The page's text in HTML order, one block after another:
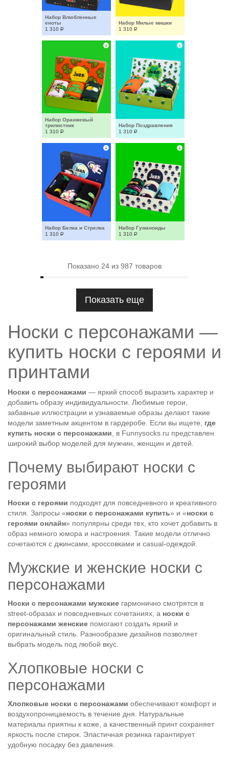
Набор Влюбленные
еноты
1 310 Р
Набор Милые мишки
1 310 Р
Набор Оранжевый
трилистник
1 310 Р
Набор Поздравления
1 310 Р
Набор Белка и Стрелка
1 310 Р
Набор Гуманоиды
1 310 Р
Показано 24 из 987 товаров
Показать еще
Носки с персонажами —
купить носки с героями и
принтами
Носки с персонажами — яркий способ выразить характер и
добавить образу индивидуальности. Любимые герои,
забавные иллюстрации и узнаваемые образы делают такие
модели заметным акцентом в гардеробе. Если вы ищете, где
купить носки с персонажами , в Funnysocks.ru представлен
широкий выбор моделей для мужчин, женщин и детей.
Почему выбирают носки с
героями
Носки с героями подходят для повседневного и креативного
стиля. Запросы «носки с персонажами купить» и «носки с
героями онлайн» популярны среди тех, кто хочет добавить в
образ немного юмора и настроения. Такие модели отлично
сочетаются с джинсами, кроссовками и casual-одеждой.
Мужские и женские носки с
персонажами
Носки с персонажами мужские гармонично смотрятся в
street-образах и повседневных сочетаниях, а носки с
персонажами женские помогают создать яркий и
оригинальный стиль. Разнообразие дизайнов позволяет
выбрать модель под любой вкус.
Хлопковые носки с
персонажами
Хлопковые носки с персонажами обеспечивают комфорт и
воздухопроницаемость в течение дня. Натуральные
материалы приятны к коже, а качественный принт сохраняет
яркость после стирок. Эластичная резинка гарантирует
удобную посадку без давления.